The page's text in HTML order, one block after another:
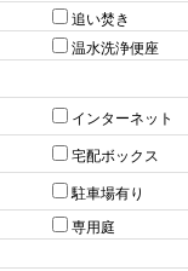
追い焚き
温水洗浄便座
インターネット
宅配ボックス
駐車場有り
専用庭